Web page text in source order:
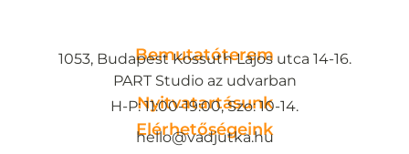
Bemutatóterem
1053, Budapest Kossuth Lajos utca 14-16.
PART Studio az udvarban
Nyitvatartásunk
H-P: 11:00-19:00, Szo: 10-14.
Elérhetőségeink
hello@vadjutka.hu